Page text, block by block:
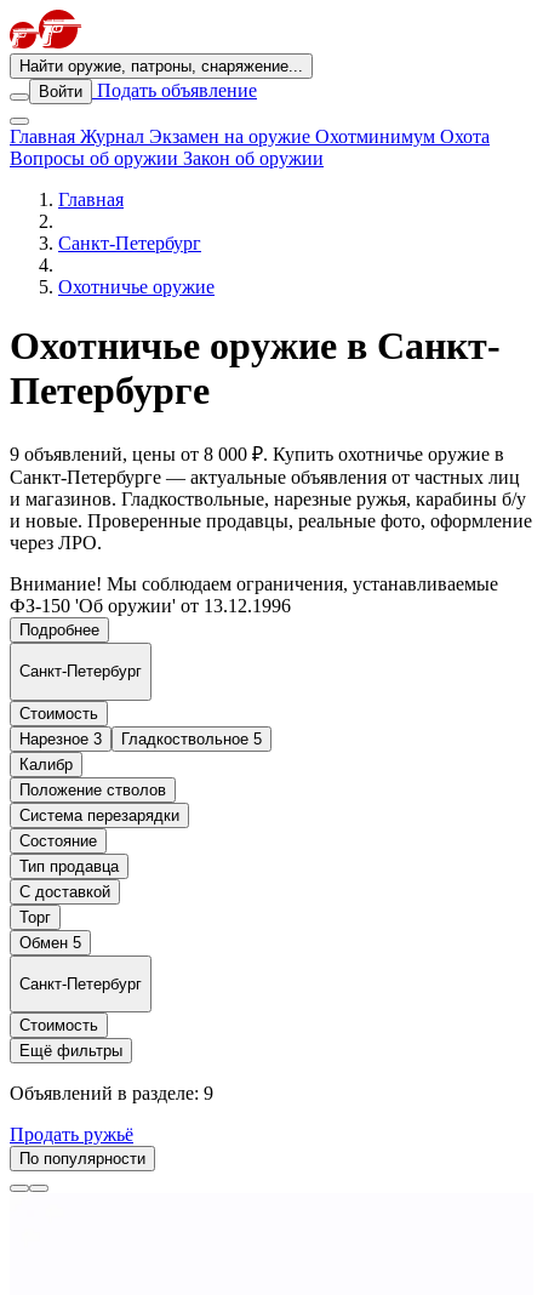
Найти оружие, патроны, снаряжение...
Войти
Подать объявление
Главная Журнал Экзамен на оружие Охотминимум Охота
Вопросы об оружии Закон об оружии
Главная
Санкт-Петербург
Охотничье оружие
Охотничье оружие в Санкт-
Петербурге
9 объявлений, цены от 8 000 ₽. Купить охотничье оружие в
Санкт-Петербурге — актуальные объявления от частных лиц
и магазинов. Гладкоствольные, нарезные ружья, карабины б/у
и новые. Проверенные продавцы, реальные фото, оформление
через ЛРО.
Внимание! Мы соблюдаем ограничения, устанавливаемые
ФЗ-150 'Об оружии' от 13.12.1996
Подробнее
Санкт-Петербург
Стоимость
Нарезное 3 Гладкоствольное 5
Калибр
Положение стволов
Система перезарядки
Состояние
Тип продавца
С доставкой
Торг
Обмен 5
Санкт-Петербург
Стоимость
Ещё фильтры
Объявлений в разделе: 9
Продать ружьё
По популярности